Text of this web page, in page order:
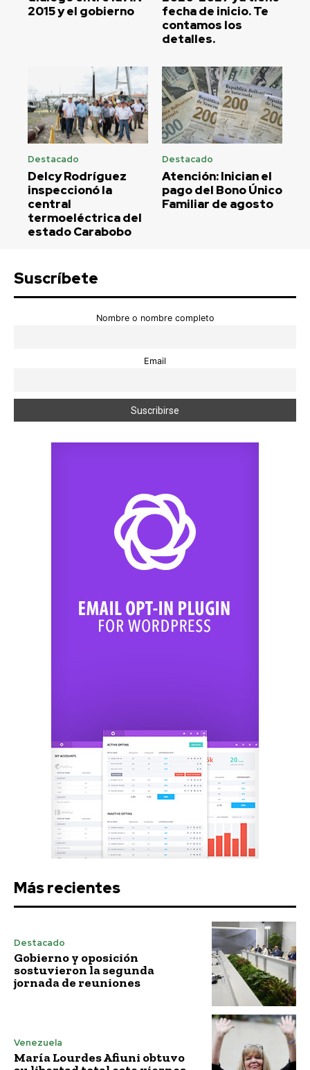
2015 y el gobierno
fecha de inicio. Te
contamos los
detalles.
Destacado
Delcy Rodríguez
inspeccionó la
central
termoeléctrica del
estado Carabobo
Destacado
Atención: Inician el
pago del Bono Único
Familiar de agosto
Suscríbete
Nombre o nombre completo
Email
Más recientes
Destacado
Gobierno y oposición
sostuvieron la segunda
jornada de reuniones
Venezuela
María Lourdes Afiuni obtuvo